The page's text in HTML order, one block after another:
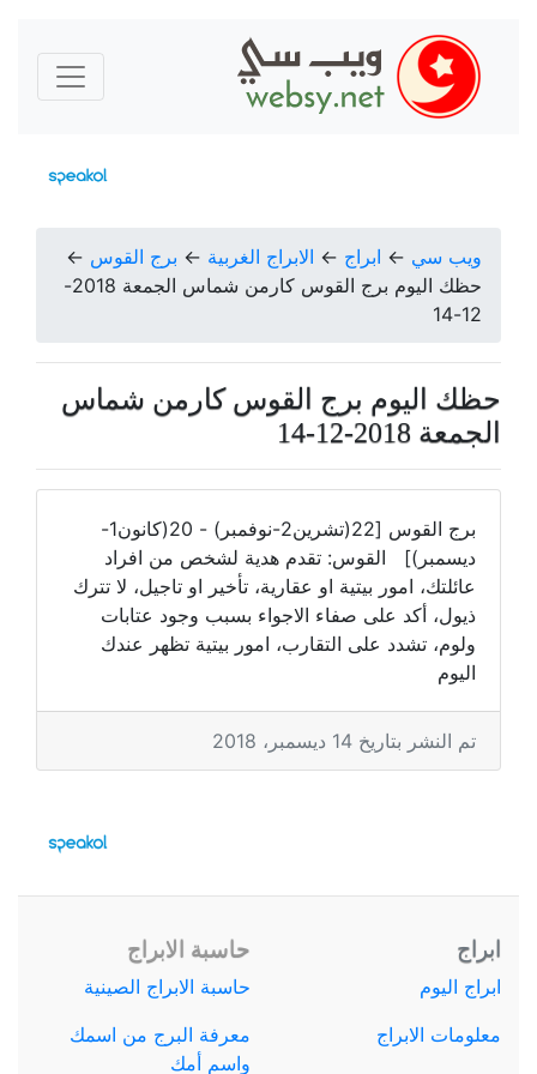
ويب سي ← ابراج ← الابراج الغربية ← برج القوس ←
حظك اليوم برج القوس كارمن شماس الجمعة 2018-
12-14
حظك اليوم برج القوس كارمن شماس
الجمعة 2018-12-14
برج القوس [22(تشرين2-نوفمبر) - 20(كانون1-
ديسمبر)] القوس: تقدم هدية لشخص من افراد
عائلتك، امور بيتية او عقارية، تأخير او تاجيل، لا تترك
ذيول، أكد على صفاء الاجواء بسبب وجود عتابات
ولوم، تشدد على التقارب، امور بيتية تظهر عندك
اليوم
تم النشر بتاريخ 14 ديسمبر، 2018
ابراج
ابراج اليوم
معلومات الابراج
حاسبة الابراج
حاسبة الابراج الصينية
معرفة البرج من اسمك
واسم أمك